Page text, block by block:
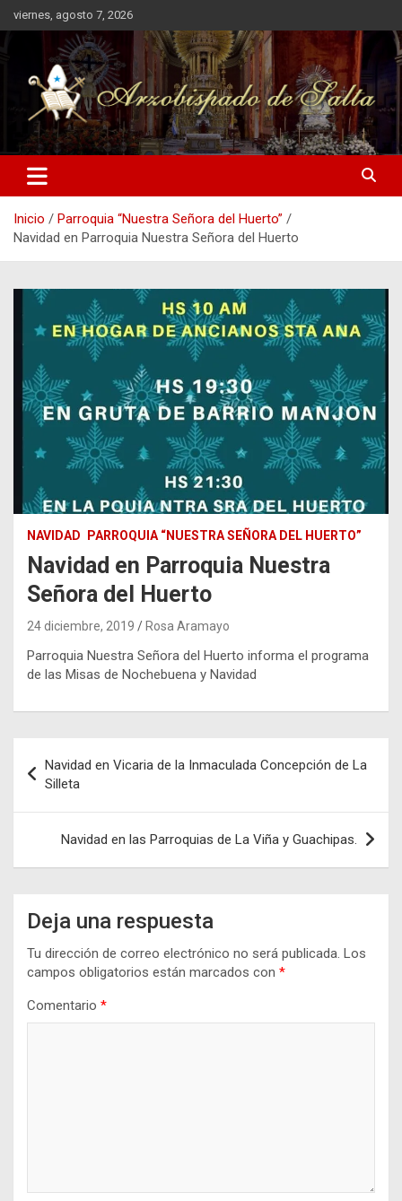
Saltar
al
contenido
viernes, agosto 7, 2026
Arzobispado de Salta
Arzobispado de Salta
Inicio
Parroquia “Nuestra Señora del Huerto”
Navidad en Parroquia Nuestra Señora del Huerto
NAVIDAD PARROQUIA “NUESTRA SEÑORA DEL HUERTO”
Navidad en Parroquia Nuestra
Señora del Huerto
24 diciembre, 2019 Rosa Aramayo
Parroquia Nuestra Señora del Huerto informa el programa
de las Misas de Nochebuena y Navidad
de
entradas
Navidad en Vicaria de la Inmaculada Concepción de La
Silleta
Navidad en las Parroquias de La Viña y Guachipas.
Deja una respuesta
Tu dirección de correo electrónico no será publicada. Los
campos obligatorios están marcados con *
Comentario *